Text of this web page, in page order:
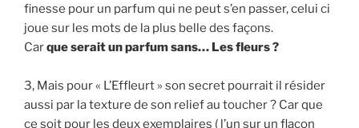
finesse pour un parfum qui ne peut s’en passer, celui ci
joue sur les mots de la plus belle des façons.
Carque serait un parfum sans… Les fleurs ?
3, Mais pour « L’Effleurt » son secret pourrait il résider
aussi par la texture de son relief au toucher ? Car que
ce soit pour les deux exemplaires ( l’un sur un flacon